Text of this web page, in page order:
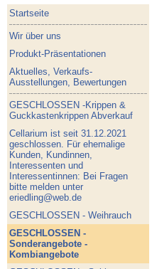
Startseite
Wir über uns
Produkt-Präsentationen
Aktuelles, Verkaufs-
Ausstellungen, Bewertungen
GESCHLOSSEN -Krippen &
Guckkastenkrippen Abverkauf
Cellarium ist seit 31.12.2021
geschlossen. Für ehemalige
Kunden, Kundinnen,
Interessenten und
Interessentinnen: Bei Fragen
bitte melden unter
eriedling@web.de
GESCHLOSSEN - Weihrauch
GESCHLOSSEN -
Sonderangebote -
Kombiangebote